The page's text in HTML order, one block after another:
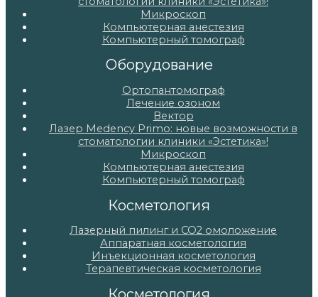
Микроскоп
Компьютерная анестезия
Компьютерный томограф
Оборудование
Ортопантомограф
Лечение озоном
Вектор
Лазер Medency Primo: новые возможности в
стоматологии клиники «Эстетика»!
Микроскоп
Компьютерная анестезия
Компьютерный томограф
Косметология
Лазерный пилинг и СО2 омоложение
Аппаратная косметология
Инъекционная косметология
Терапевтическая косметология